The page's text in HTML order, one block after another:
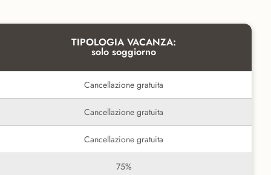
TIPOLOGIA VACANZA:
solo soggiorno
Cancellazione gratuita
Cancellazione gratuita
Cancellazione gratuita
75%